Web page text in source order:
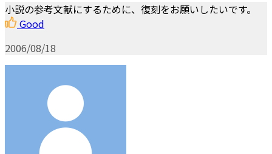
小説の参考文献にするために、復刻をお願いしたいです。
Good
2006/08/18